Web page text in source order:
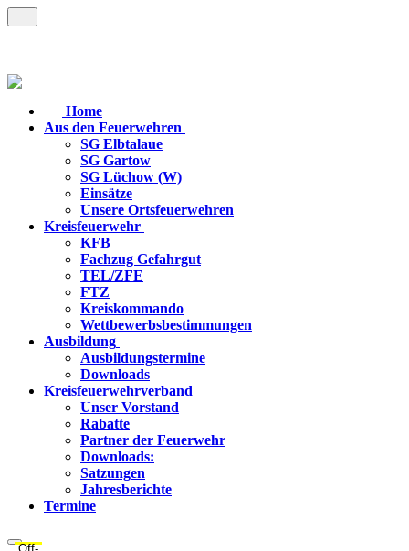
Home
Aus den Feuerwehren
SG Elbtalaue
SG Gartow
SG Lüchow (W)
Einsätze
Unsere Ortsfeuerwehren
Kreisfeuerwehr
KFB
Fachzug Gefahrgut
TEL/ZFE
FTZ
Kreiskommando
Wettbewerbsbestimmungen
Ausbildung
Ausbildungstermine
Downloads
Kreisfeuerwehrverband
Unser Vorstand
Rabatte
Partner der Feuerwehr
Downloads:
Satzungen
Jahresberichte
Termine